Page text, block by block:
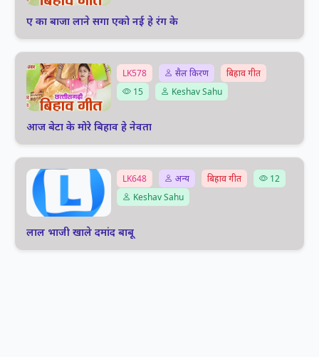
ए का बाजा लाने सगा एको नई हे रंग के
LK578 सैल किरण
बिहाव गीत
15
Keshav Sahu
आज बेटा के मोरे बिहाव हे नेवता
LK648 अन्य बिहाव गीत
12
Keshav Sahu
लाल भाजी खाले दमांद बाबू